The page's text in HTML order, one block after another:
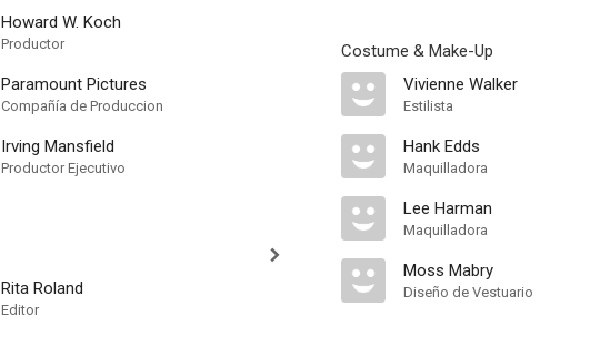
Howard W. Koch
Productor
Paramount Pictures
Compañía de Produccion
Irving Mansfield
Productor Ejecutivo
Rita Roland
Editor
Costume & Make-Up
Vivienne Walker
Estilista
Hank Edds
Maquilladora
Lee Harman
Maquilladora
Moss Mabry
Diseño de Vestuario